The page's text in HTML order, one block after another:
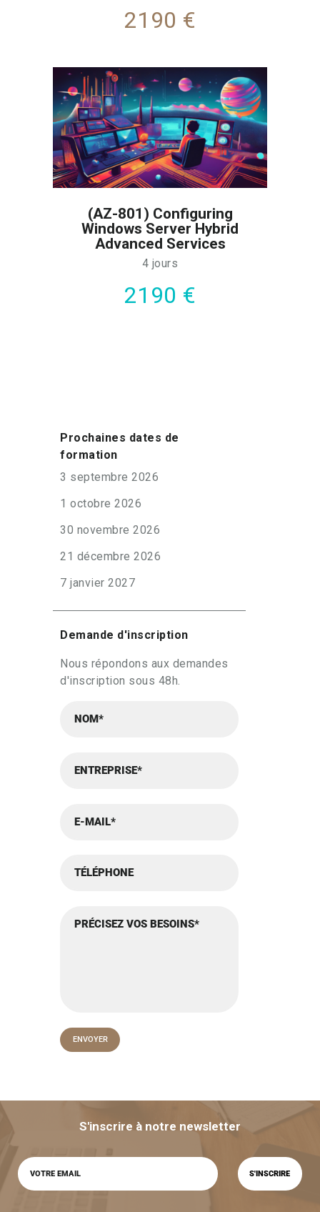
2190 €
(AZ-801) Configuring
Windows Server Hybrid
Advanced Services
4 jours
2190 €
Prochaines dates de
formation
3 septembre 2026
1 octobre 2026
30 novembre 2026
21 décembre 2026
7 janvier 2027
Demande d'inscription
Nous répondons aux demandes
d'inscription sous 48h.
S'inscrire à notre newsletter